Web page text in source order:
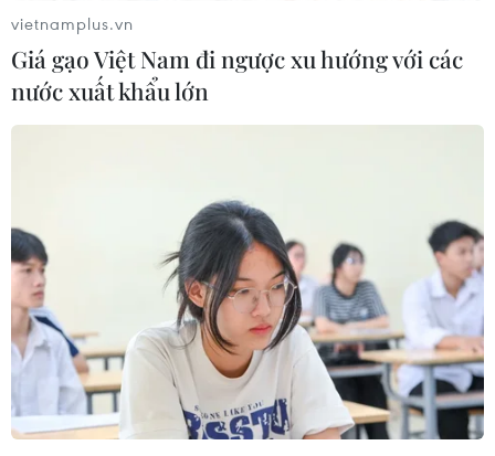
Những món "đốn tim" tín đồ thời trang
Việt trong dịp Valentine
vietnamplus.vn
Giá gạo Việt Nam đi ngược xu hướng với các
nước xuất khẩu lớn